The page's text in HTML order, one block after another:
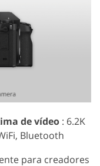
de vídeo : 6.2K
Bluetooth
para creadores